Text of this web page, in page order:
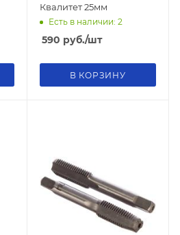
Квалитет 25мм
Есть в наличии: 2
590 руб./шт
В КОРЗИНУ